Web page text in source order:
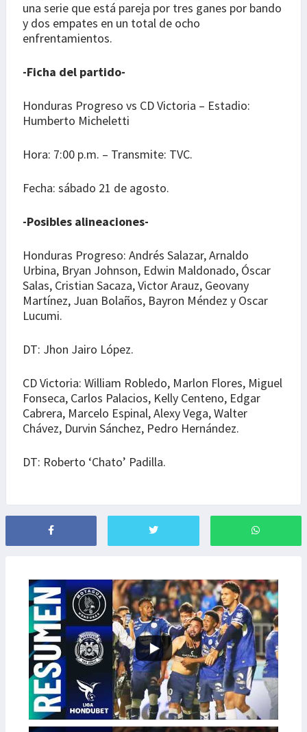
una serie que está pareja por tres ganes por bando
y dos empates en un total de ocho
enfrentamientos.
-Ficha del partido-
Honduras Progreso vs CD Victoria – Estadio:
Humberto Micheletti
Hora: 7:00 p.m. – Transmite: TVC.
Fecha: sábado 21 de agosto.
-Posibles alineaciones-
Honduras Progreso: Andrés Salazar, Arnaldo
Urbina, Bryan Johnson, Edwin Maldonado, Óscar
Salas, Cristian Sacaza, Victor Arauz, Geovany
Martínez, Juan Bolaños, Bayron Méndez y Oscar
Lucumi.
DT: Jhon Jairo López.
CD Victoria: William Robledo, Marlon Flores, Miguel
Fonseca, Carlos Palacios, Kelly Centeno, Edgar
Cabrera, Marcelo Espinal, Alexy Vega, Walter
Chávez, Durvin Sánchez, Pedro Hernández.
DT: Roberto ‘Chato’ Padilla.